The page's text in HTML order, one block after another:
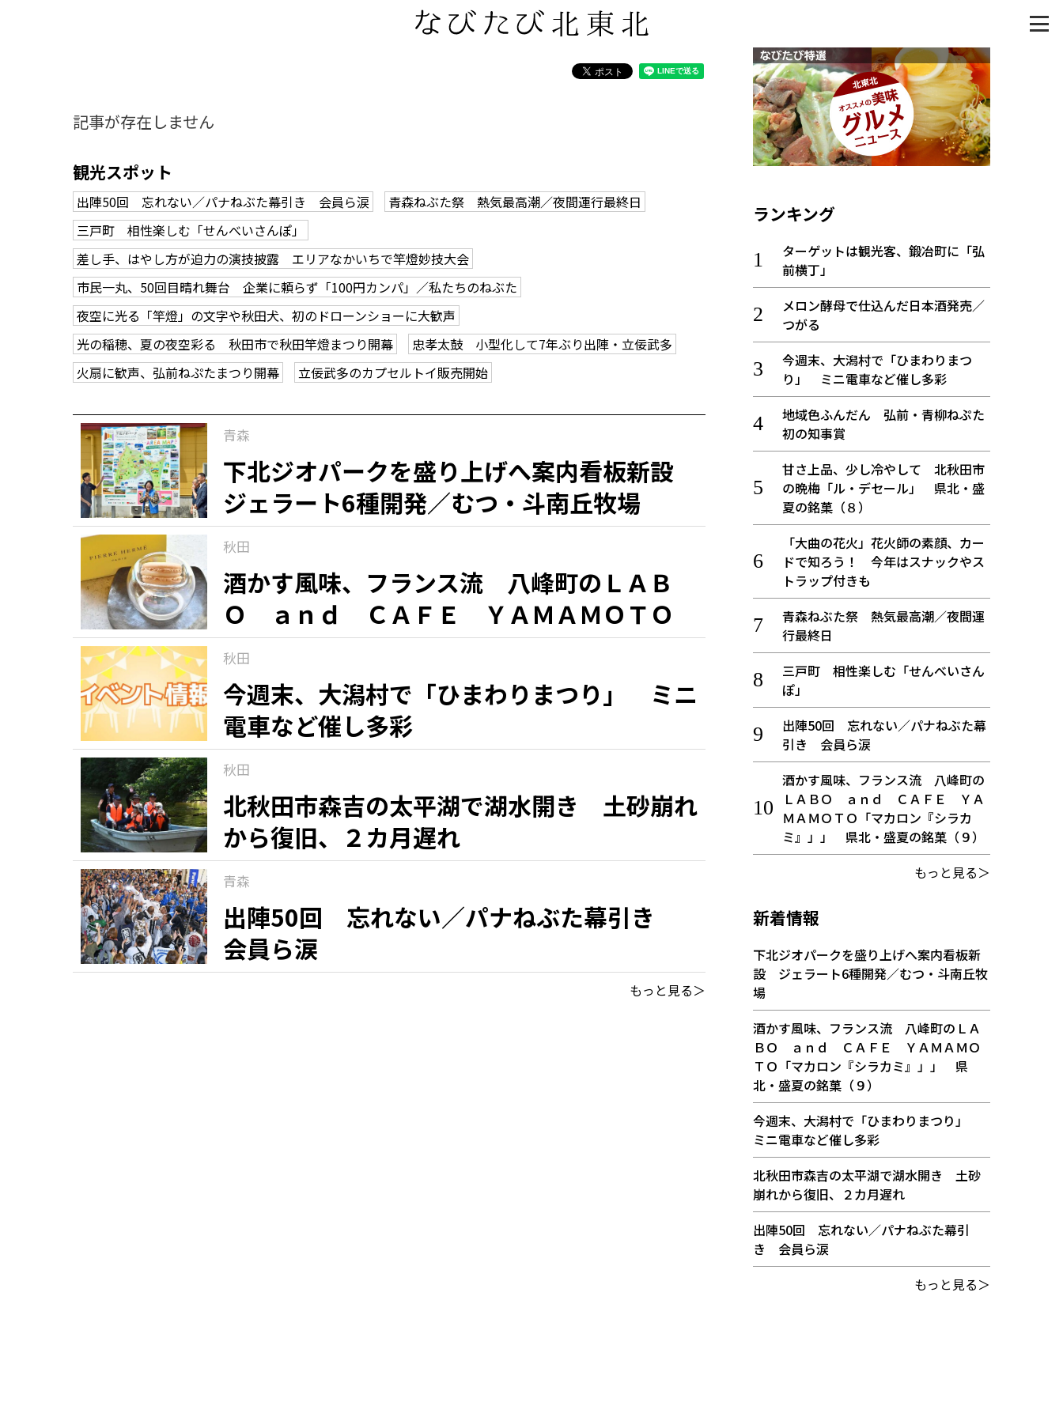
記事が存在しません
観光スポット
出陣50回 忘れない／パナねぶた幕引き 会員ら涙
青森ねぶた祭 熱気最高潮／夜間運行最終日
三戸町 相性楽しむ「せんべいさんぽ」
差し手、はやし方が迫力の演技披露 エリアなかいちで竿燈妙技大会
市民一丸、50回目晴れ舞台 企業に頼らず「100円カンパ」／私たちのねぶた
夜空に光る「竿燈」の文字や秋田犬、初のドローンショーに大歓声
光の稲穂、夏の夜空彩る 秋田市で秋田竿燈まつり開幕
忠孝太鼓 小型化して7年ぶり出陣・立佞武多
火扇に歓声、弘前ねぷたまつり開幕
立佞武多のカプセルトイ販売開始
青森
下北ジオパークを盛り上げへ案内看板新設
ジェラート6種開発／むつ・斗南丘牧場
秋田
酒かす風味、フランス流 八峰町のＬＡＢ
Ｏ ａｎｄ ＣＡＦＥ ＹＡＭＡＭＯＴＯ
「マカロン『シラカミ』」」 県北・盛夏の
銘菓（９）
秋田
今週末、大潟村で「ひまわりまつり」 ミニ
電車など催し多彩
秋田
北秋田市森吉の太平湖で湖水開き 土砂崩れ
から復旧、２カ月遅れ
青森
出陣50回 忘れない／パナねぶた幕引き
会員ら涙
もっと見る＞
ランキング
ターゲットは観光客、鍛冶町に「弘
前横丁」
メロン酵母で仕込んだ日本酒発売／
つがる
今週末、大潟村で「ひまわりまつ
り」 ミニ電車など催し多彩
地域色ふんだん 弘前・青柳ねぷた
初の知事賞
甘さ上品、少し冷やして 北秋田市
の晩梅「ル・デセール」 県北・盛
夏の銘菓（８）
「大曲の花火」花火師の素顔、カー
ドで知ろう！ 今年はスナックやス
トラップ付きも
青森ねぶた祭 熱気最高潮／夜間運
行最終日
三戸町 相性楽しむ「せんべいさん
ぽ」
出陣50回 忘れない／パナねぶた幕
引き 会員ら涙
酒かす風味、フランス流 八峰町の
ＬＡＢＯ ａｎｄ ＣＡＦＥ ＹＡ
ＭＡＭＯＴＯ「マカロン『シラカ
ミ』」」 県北・盛夏の銘菓（９）
もっと見る＞
新着情報
下北ジオパークを盛り上げへ案内看板新
設 ジェラート6種開発／むつ・斗南丘牧
場
酒かす風味、フランス流 八峰町のＬＡ
ＢＯ ａｎｄ ＣＡＦＥ ＹＡＭＡＭＯ
ＴＯ「マカロン『シラカミ』」」 県
北・盛夏の銘菓（９）
今週末、大潟村で「ひまわりまつり」
ミニ電車など催し多彩
北秋田市森吉の太平湖で湖水開き 土砂
崩れから復旧、２カ月遅れ
出陣50回 忘れない／パナねぶた幕引
き 会員ら涙
もっと見る＞
パワースポット
まつり・イベント
おみやげ・特産
アウトドア・レジャー
ご当地グルメ